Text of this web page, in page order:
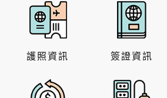
護照資訊 簽證資訊